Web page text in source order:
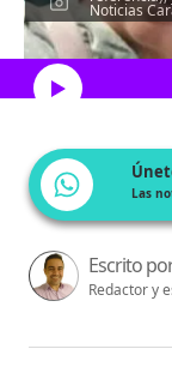
Noticias
Las
Escrito
Redactor y